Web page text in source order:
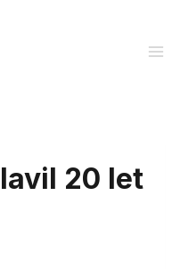
20 let